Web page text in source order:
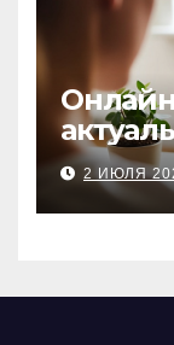
2 ИЮЛЯ